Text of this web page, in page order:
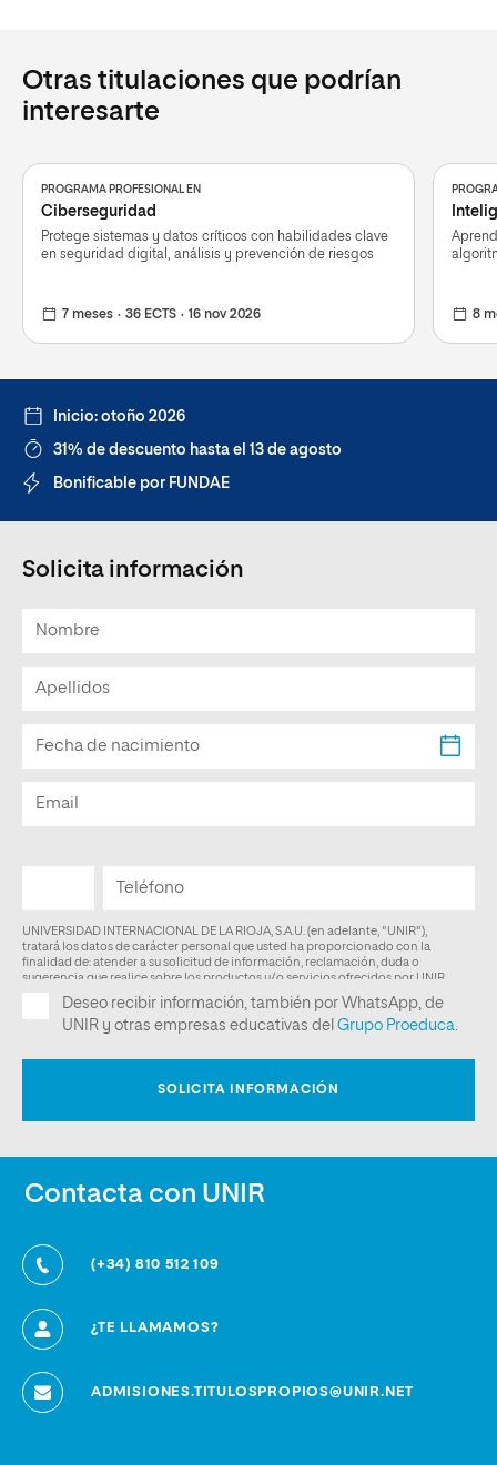
Otras titulaciones que podrían
interesarte
PROGRAMA PROFESIONAL EN
Ciberseguridad
Protege sistemas y datos críticos con habilidades clave
en seguridad digital, análisis y prevención de riesgos
7 meses 36 ECTS 16 nov 2026 8
Inicio: otoño 2026
31% de descuento hasta el 13 de agosto
Bonificable por FUNDAE
Solicita información
Contacta con UNIR
(+34) 810 512 109
¿TE LLAMAMOS?
ADMISIONES.TITULOSPROPIOS@UNIR.NET